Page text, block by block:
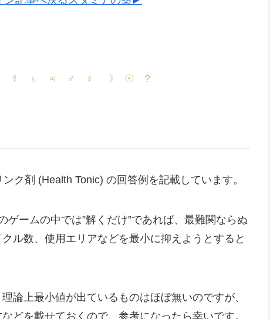
♄ ♃ ♂ ♀ ☽ ☉ ?
ク剤 (Health Tonic) の回答例を記載しています。
ームの中では”解くだけ”であれば、最難関ならぬ
ル数、使用エリアなどを最小に抑えようとすると
論上最小値が出ているものはほぼ無いのですが、
どを載せておくので、参考になったら幸いです。